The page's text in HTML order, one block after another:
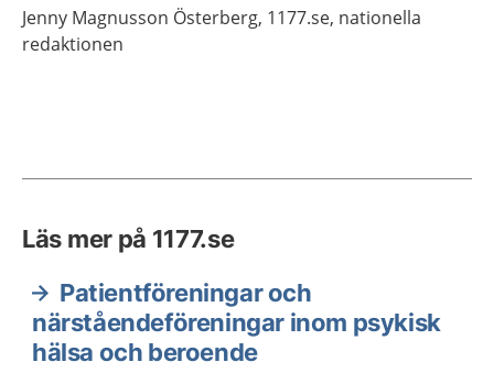
Jenny Magnusson Österberg, 1177.se, nationella
redaktionen
Läs mer på 1177.se
Patientföreningar och
närståendeföreningar inom psykisk
hälsa och beroende